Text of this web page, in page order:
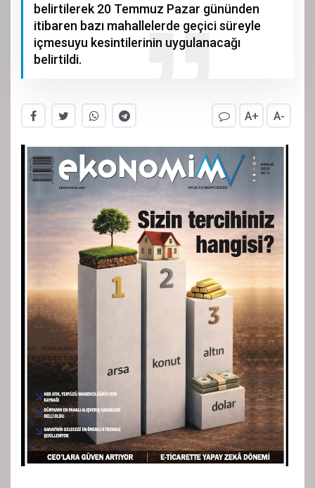
belirtilerek 20 Temmuz Pazar gününden
itibaren bazı mahallelerde geçici süreyle
içmesuyu kesintilerinin uygulanacağı
belirtildi.
A+ A-